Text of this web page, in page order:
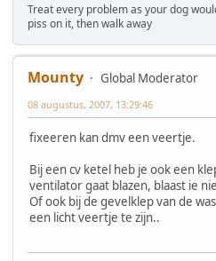
Treat every problem as your dog
piss on it, then walk away
Mounty
Global Moderator
08 augustus, 2007, 13:29:46
fixeeren kan dmv een veertje.
Bij een cv ketel heb je ook een
ventilator gaat blazen, blaast ie
Of ook bij de gevelklep van de
een licht veertje te zijn..